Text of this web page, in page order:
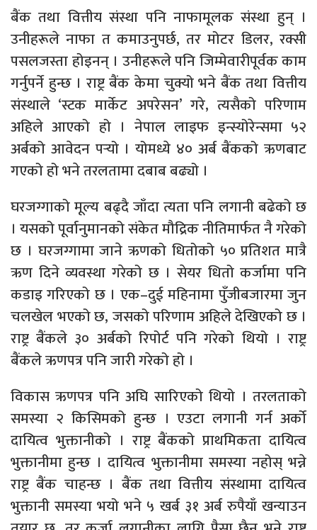
बैंक तथा वित्तीय संस्था पनि नाफामूलक संस्था हुन् ।
उनीहरूले नाफा त कमाउनुपर्छ, तर मोटर डिलर, रक्सी
पसलजस्ता होइनन् । उनीहरूले पनि जिम्मेवारीपूर्वक काम
गर्नुपर्ने हुन्छ । राष्ट्र बैंक केमा चुक्यो भने बैंक तथा वित्तीय
संस्थाले ‘स्टक मार्केट अपरेसन’ गरे, त्यसैको परिणाम
अहिले आएको हो । नेपाल लाइफ इन्स्योरेन्समा ५२
अर्बको आवेदन पर्‍यो । योमध्ये ४० अर्ब बैंकको ऋणबाट
गएको हो भने तरलतामा दबाब बढ्यो ।
घरजग्गाको मूल्य बढ्दै जाँदा त्यता पनि लगानी बढेको छ
। यसको पूर्वानुमानको संकेत मौद्रिक नीतिमार्फत नै गरेको
छ । घरजग्गामा जाने ऋणको धितोको ५० प्रतिशत मात्रै
ऋण दिने व्यवस्था गरेको छ । सेयर धितो कर्जामा पनि
कडाइ गरिएको छ । एक–दुई महिनामा पुँजीबजारमा जुन
चलखेल भएको छ, जसको परिणाम अहिले देखिएको छ ।
राष्ट्र बैंकले ३० अर्बको रिपोर्ट पनि गरेको थियो । राष्ट्र
बैंकले ऋणपत्र पनि जारी गरेको हो ।
विकास ऋणपत्र पनि अघि सारिएको थियो । तरलताको
समस्या २ किसिमको हुन्छ । एउटा लगानी गर्न अर्को
दायित्व भुक्तानीको । राष्ट्र बैंकको प्राथमिकता दायित्व
भुक्तानीमा हुन्छ । दायित्व भुक्तानीमा समस्या नहोस् भन्ने
राष्ट्र बैंक चाहन्छ । बैंक तथा वित्तीय संस्थामा दायित्व
भुक्तानी समस्या भयो भने ५ खर्ब ३१ अर्ब रुपैयाँ खन्याउन